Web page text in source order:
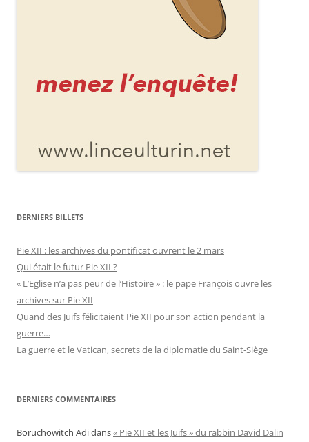
DERNIERS BILLETS
Pie XII : les archives du pontificat ouvrent le 2 mars
Qui était le futur Pie XII ?
« L’Eglise n’a pas peur de l’Histoire » : le pape François ouvre les
archives sur Pie XII
Quand des Juifs félicitaient Pie XII pour son action pendant la
guerre…
La guerre et le Vatican, secrets de la diplomatie du Saint-Siège
DERNIERS COMMENTAIRES
Boruchowitch Adidans« Pie XII et les Juifs » du rabbin David Dalin